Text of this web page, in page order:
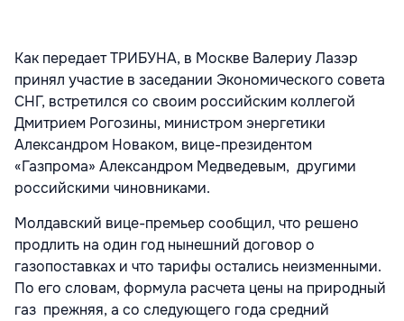
Как передает ТРИБУНА, в Москве Валериу Лазэр
принял участие в заседании Экономического совета
СНГ, встретился со своим российским коллегой
Дмитрием Рогозины, министром энергетики
Александром Новаком, вице-президентом
«Газпрома» Александром Медведевым, другими
российскими чиновниками.
Молдавский вице-премьер сообщил, что решено
продлить на один год нынешний договор о
газопоставках и что тарифы остались неизменными.
По его словам, формула расчета цены на природный
газ прежняя, а со следующего года средний